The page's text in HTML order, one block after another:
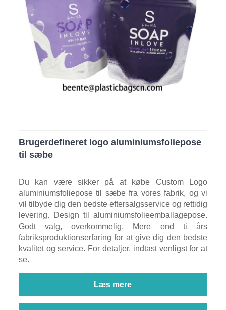
Brugerdefineret logo aluminiumsfoliepose
til sæbe
Du kan være sikker på at købe Custom Logo
aluminiumsfoliepose til sæbe fra vores fabrik, og vi
vil tilbyde dig den bedste eftersalgsservice og rettidig
levering. Design til aluminiumsfolieemballagepose.
Godt valg, overkommelig. Mere end ti års
fabriksproduktionserfaring for at give dig den bedste
kvalitet og service. For detaljer, indtast venligst for at
se.
Læs mere